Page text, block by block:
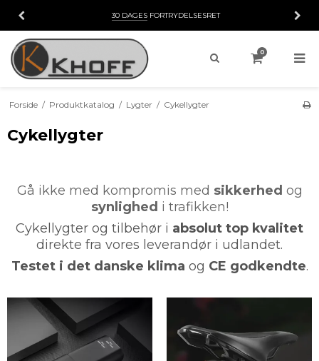
30 DAGES FORTRYDELSESRET
0
Forside / Produktkatalog / Lygter / Cykellygter
Cykellygter
Gå ikke med kompromis med sikkerhed og
synlighed i trafikken!
Cykellygter og tilbehør i absolut top kvalitet
direkte fra vores leverandør i udlandet.
Testet i det danske klima og CE godkendte.